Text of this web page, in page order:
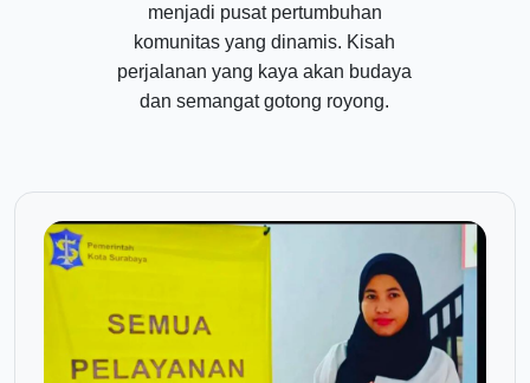
menjadi pusat pertumbuhan
komunitas yang dinamis. Kisah
perjalanan yang kaya akan budaya
dan semangat gotong royong.